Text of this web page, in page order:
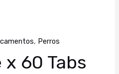
, Perros
x 60 Tabs